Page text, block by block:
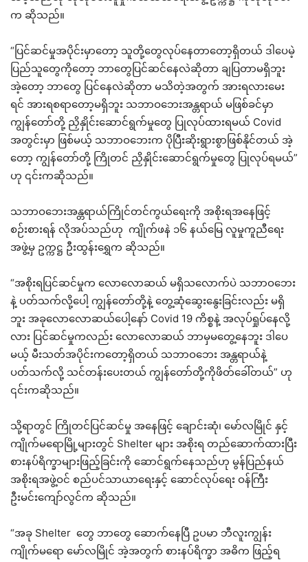
က ဆိုသည်။
“ပြင်ဆင်မှုအပိုင်းမှာတော့ သူတို့တွေလုပ်နေတာတော့ရှိတယ် ဒါပေမဲ့
ပြည်သူတွေကိုတော့ ဘာတွေပြင်ဆင်နေလဲဆိုတာ ချပြတာမရှိဘူး
အဲ့တော့ ဘာတွေ ပြင်နေလဲဆိုတာ မသိတဲ့အတွက် အားရလားမေး
ရင် အားရစရာတော့မရှိဘူး သဘာဝဘေးအန္တရာယ် မဖြစ်ခင်မှာ
ကျွန်တော်တို့ ညှိနှိုင်းဆောင်ရွက်မှုတွေ ပြုလုပ်ထားရမယ် Covid
အတွင်းမှာ ဖြစ်မယ့် သဘာဝဘေးက ပိုပြီးဆိုးရွားစွာဖြစ်နိုင်တယ် အဲ့
တော့ ကျွန်တော်တို့ ကြိုတင် ညှိနှိုင်းဆောင်ရွက်မှုတွေ ပြုလုပ်ရမယ်”
ဟု ၎င်းကဆိုသည်။
သဘာဝဘေးအန္တရာယ်ကြိုင်တင်ကွယ်ရေးကို အစိုးရအနေဖြင့်
စဉ်းစားရန် လိုအပ်သည်ဟု ကျိုက်ဖနဲ ၁၆ နယ်မြေ လူမှုကူညီရေး
အဖွဲ့မှ ဥက္ကဋ္ဌ ဦးထွန်းရွှေက ဆိုသည်။
“အစိုးရပြင်ဆင်မှုက လောလောဆယ် မရှိသလောက်ပဲ သဘာဝဘေး
နဲ့ ပတ်သက်လို့ပေါ့ ကျွန်တော်တို့နဲ့ တွေ့ဆုံဆွေးနွေးခြင်းလည်း မရှိ
ဘူး အခုလောလောဆယ်ပေါ့နော် Covid 19 ကိစ္စနဲ့ အလုပ်ရှုပ်နေလို့
လား ပြင်ဆင်မှုကလည်း လောလောဆယ် ဘာမှမတွေ့နေဘူး ဒါပေ
မယ့် မီးသတ်အပိုင်းကတော့ရှိတယ် သဘာဝဘေး အန္တရာယ်နဲ့
ပတ်သက်လို့ သင်တန်းပေးတယ် ကျွန်တော်တို့ကိုဖိတ်ခေါ်တယ်” ဟု
၎င်းကဆိုသည်။
သို့ရာတွင် ကြိုတင်ပြင်ဆင်မှု အနေဖြင့် ချောင်းဆုံ၊ မော်လမြိုင် နှင့်
ကျိုက်မရောမြို့များတွင် Shelter များ အစိုးရ တည်ဆောက်ထားပြီး
စားနပ်ရိက္ခာများဖြည့်ခြင်းကို ဆောင်ရွက်နေသည်ဟု မွန်ပြည်နယ်
အစိုးရအဖွဲ့ဝင် စည်ပင်သာယာရေးနှင့် ဆောင်လုပ်ရေး ဝန်ကြီး
ဦးမင်းကျော်လွင်က ဆိုသည်။
“အခု Shelter တွေ ဘာတွေ ဆောက်နေပြီ ဥပမာ ဘီလူးကျွန်း
ကျိုက်မရော မော်လမြိုင် အဲ့အတွက် စားနပ်ရိက္ခာ အဓိက ဖြည့်ရ